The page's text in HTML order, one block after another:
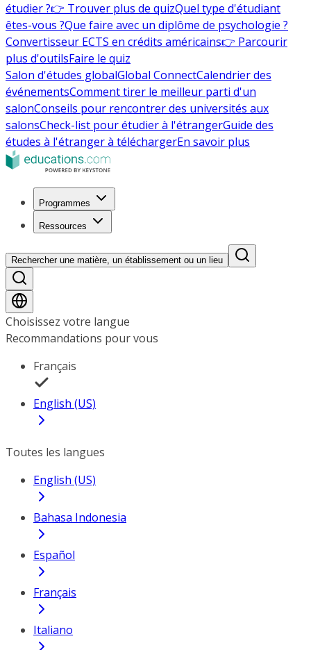
étudier ?👉 Trouver plus de quizQuel type d'étudiant
êtes-vous ?Que faire avec un diplôme de psychologie ?
Convertisseur ECTS en crédits américains👉 Parcourir
plus d'outilsFaire le quiz
Salon d'études globalGlobal ConnectCalendrier des
événementsComment tirer le meilleur parti d'un
salonConseils pour rencontrer des universités aux
salonsCheck-list pour étudier à l'étrangerGuide des
études à l'étranger à téléchargerEn savoir plus
Programmes
Ressources
Rechercher une matière, un établissement ou un lieu
Choisissez votre langue
Recommandations pour vous
Français
English (US)
Toutes les langues
English (US)
Bahasa Indonesia
Español
Français
Italiano